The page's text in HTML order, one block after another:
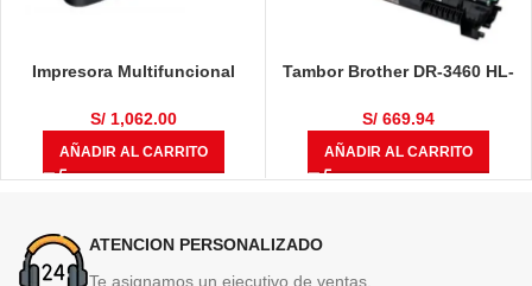
Impresora Multifuncional
S/1,062.00
AÑADIR AL CARRITO
Tambor Brother DR-3460 HL-
L5650DN / MFC-L6700 / MFC-
L6900DW / MFC-L5900DW
50,000 Páginas
S/669.94
AÑADIR AL CARRITO
ATENCION PERSONALIZADO
Te asignamos un ejecutivo de ventas.